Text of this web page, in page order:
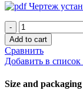
Чертеж
Установка
обратного
осмоса
Ecolaguz
IRO-
450/3x4021/
quantity
Add to cart
Сравнить
Добавить в
Size and